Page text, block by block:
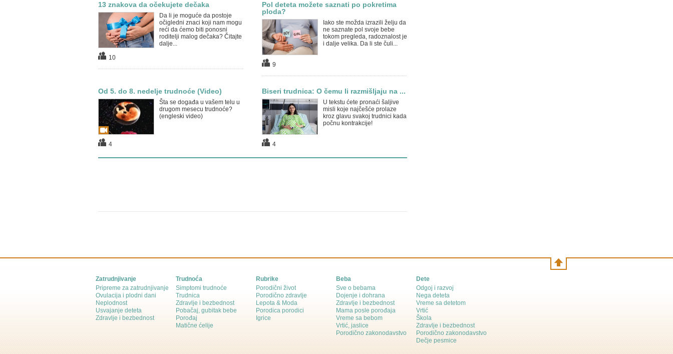
13 znakova da očekujete dečaka
Da li je moguće da postoje
očigledni znaci koji nam mogu
reći da ćemo biti ponosni
roditelji malog dečaka? Čitajte
dalje...
10
Pol deteta možete saznati po pokretima
ploda?
Iako ste možda izrazili želju da
ne saznate pol svoje bebe
tokom pregleda, radoznalost je
i dalje velika. Da li ste čuli...
9
Od 5. do 8. nedelje trudnoće (Video)
Šta se događa u vašem telu u
drugom mesecu trudnoće?
(engleski video)
4
Biseri trudnica: O čemu li razmišljaju na ...
U tekstu ćete pronaći šaljive
misli koje najčešće prolaze
kroz glavu svakoj trudnici kada
počnu kontrakcije!
4
Zatrudnjivanje
Pripreme za zatrudnjivanje
Ovulacija i plodni dani
Neplodnost
Usvajanje deteta
Zdravlje i bezbednost
Trudnoća
Simptomi trudnoće
Trudnica
Zdravlje i bezbednost
Pobačaj, gubitak bebe
Porođaj
Matične ćelije
Rubrike
Porodični život
Porodično zdravlje
Lepota & Moda
Porodica porodici
Igrice
Beba
Sve o bebama
Dojenje i dohrana
Zdravlje i bezbednost
Mama posle porođaja
Vreme sa bebom
Vrtić, jaslice
Porodično zakonodavstvo
Dete
Odgoj i razvoj
Nega deteta
Vreme sa detetom
Vrtić
Škola
Zdravlje i bezbednost
Porodično zakonodavstvo
Dečje pesmice